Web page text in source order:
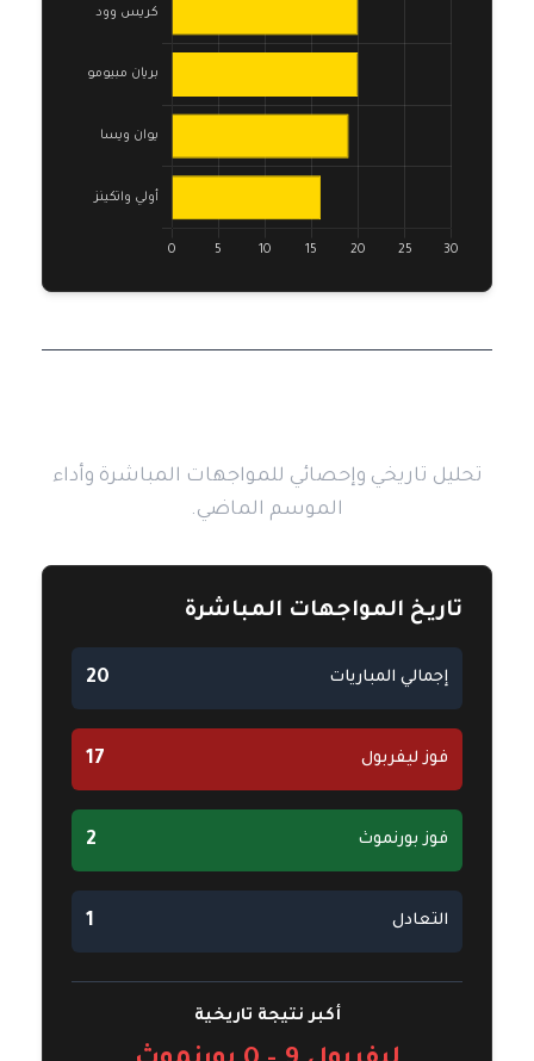
تحليل تاريخي وإحصائي للمواجهات المباشرة وأداء
الموسم الماضي.
تاريخ المواجهات المباشرة
إجمالي المباريات 20
فوز ليفربول 17
فوز بورنموث 2
التعادل 1
أكبر نتيجة تاريخية